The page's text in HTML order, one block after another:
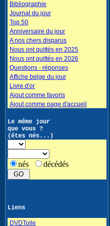
Bibliographie
Journal du jour
Top 50
Anniversaire du jour
A nos chers disparus
Nous ont quittés en 2025
Nous ont quittés en 2026
Questions - réponses
Affiche belge du jour
Livre d'or
Ajout comme favoris
Ajout comme page d'accueil
Le même jour
que vous ?
(êtes nés...)
nés décédés
Liens
DVDToile